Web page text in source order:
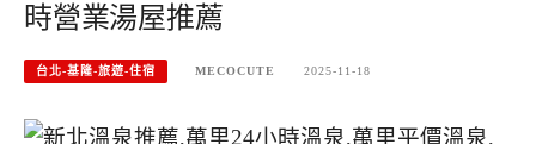
時營業湯屋推薦
台北-基隆-旅遊-住宿 MECOCUTE 2025-11-18